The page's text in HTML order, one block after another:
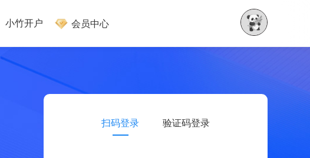
小竹开户 会员中心
扫码登录 验证码登录